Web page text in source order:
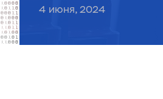
4 июня, 2024